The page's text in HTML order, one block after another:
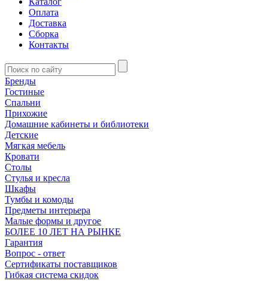
Оплата
Доставка
Сборка
Контакты
Бренды
Гостиные
Спальни
Прихожие
Домашние кабинеты и библиотеки
Детские
Мягкая мебель
Кровати
Столы
Стулья и кресла
Шкафы
Тумбы и комоды
Предметы интерьера
Малые формы и другое
БОЛЕЕ 10 ЛЕТ НА РЫНКЕ
Гарантия
Вопрос - ответ
Сертификаты поставщиков
Гибкая система скидок